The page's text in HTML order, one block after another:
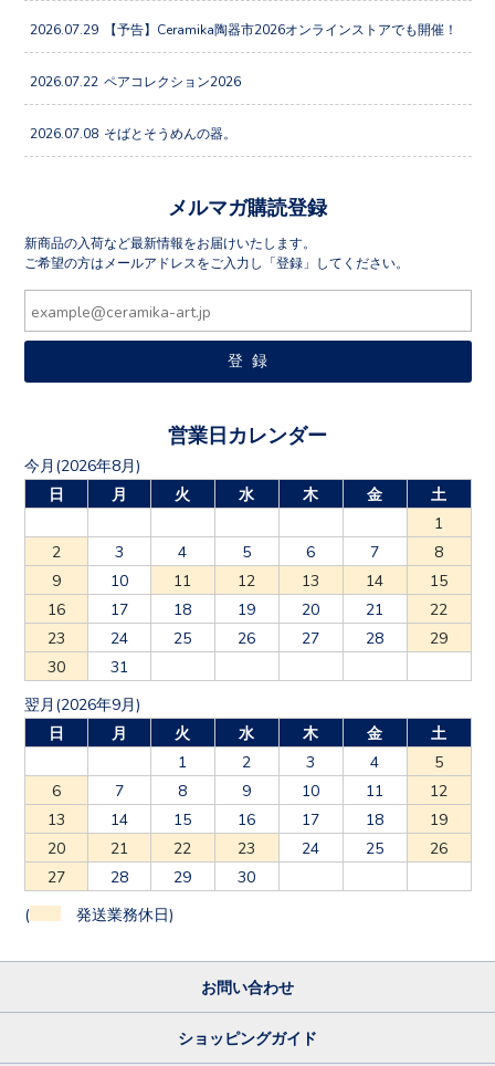
2026.07.29 【予告】Ceramika陶器市2026オンラインストアでも開催！
2026.07.22 ペアコレクション2026
2026.07.08 そばとそうめんの器。
メルマガ購読登録
新商品の入荷など最新情報をお届けいたします。
ご希望の方はメールアドレスをご入力し「登録」してください。
営業日カレンダー
今月(2026年8月)
日
月 火 水 木 金
土
1
2
3 4 5 6 7
8
9
10 11 12 13 14
15
16
17 18 19 20 21
22
23
24 25 26 27 28
29
30
31
翌月(2026年9月)
日
月 火 水 木 金
土
1
2 3 4
5
6
7 8 9 10 11
12
13
14 15 16 17 18
19
20
21 22 23 24 25
26
27
28 29 30
( 発送業務休日)
お問い合わせ
ショッピングガイド